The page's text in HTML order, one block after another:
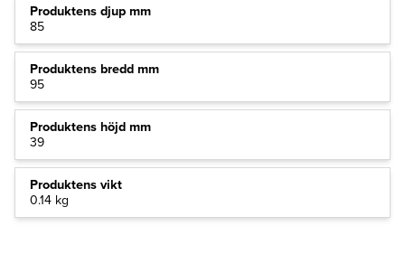
Produktens djup mm
85
Produktens bredd mm
95
Produktens höjd mm
39
Produktens vikt
0.14 kg